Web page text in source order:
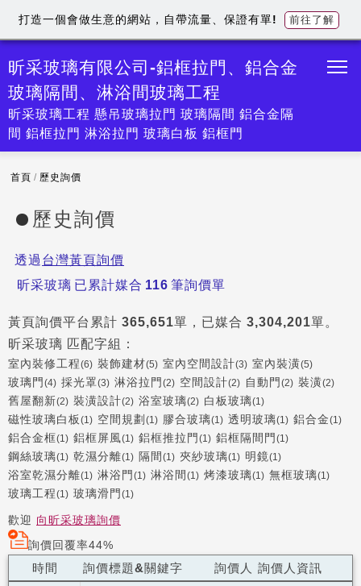
昕采玻璃有限公司-鋁框拉門、鋁合金
玻璃隔間、淋浴間玻璃工程
昕采玻璃工程 懸吊玻璃拉門 玻璃隔間 鋁合金隔
間 鋁框拉門 淋浴拉門 玻璃白板 鋁框門
首頁 / 歷史詢價
歷史詢價
透過 台灣黃頁詢價
昕采玻璃 已累計媒合 116 筆詢價單
黃頁詢價平台累計 365,651單，已媒合 3,304,201單。
昕采玻璃 匹配字組：
室內裝修工程(6) 裝飾建材(5) 室內空間設計(3) 室內裝潢(5)
玻璃門 (4) 採光罩(3) 淋浴拉門 (2) 空間設計(2) 自動門 (2) 裝潢(2)
舊屋翻新(2) 裝潢設計(2) 浴室玻璃(2) 白板玻璃(1)
磁性玻璃白板 (1) 空間規劃 (1) 膠合玻璃(1) 透明玻璃(1) 鋁合金(1)
鋁合金框(1) 鋁框屏風(1) 鋁框推拉門 (1) 鋁框隔間門 (1)
鋼絲玻璃(1) 乾濕分離(1) 隔間 (1) 夾紗玻璃(1) 明鏡(1)
浴室乾濕分離(1) 淋浴門 (1) 淋浴間 (1) 烤漆玻璃(1) 無框玻璃(1)
玻璃工程(1) 玻璃滑門 (1)
歡迎 向昕采玻璃詢價
詢價回覆率44%
時間 詢價標題&關鍵字 詢價人 詢價人資訊
打造一個會做生意的網站，自帶流量、保證有單! 前往了解